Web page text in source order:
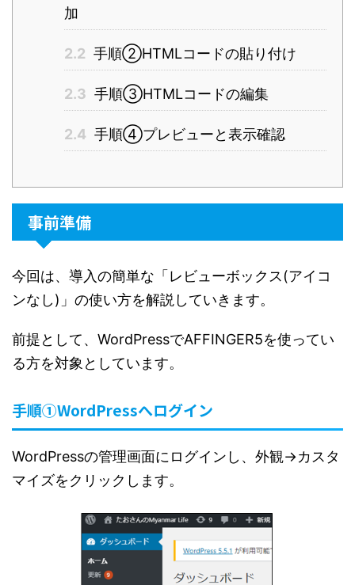
加
2.2 手順②HTMLコードの貼り付け
2.3 手順③HTMLコードの編集
2.4 手順④プレビューと表示確認
事前準備
今回は、導入の簡単な「レビューボックス(アイコ
ンなし)」の使い方を解説していきます。
前提として、WordPressでAFFINGER5を使ってい
る方を対象としています。
手順①WordPressへログイン
WordPressの管理画面にログインし、外観→カスタ
マイズをクリックします。